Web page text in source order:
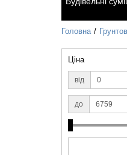
Головна
Ціна
від
до